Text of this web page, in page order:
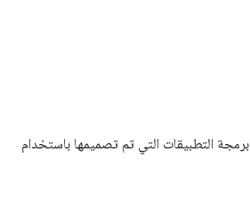
التطبيقات التي تم تصميمها باستخدام